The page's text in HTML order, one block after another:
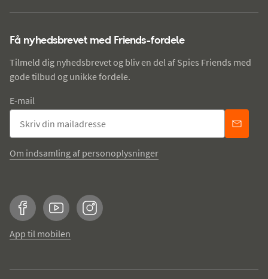
Få nyhedsbrevet med Friends-fordele
Tilmeld dig nyhedsbrevet og bliv en del af Spies Friends med
gode tilbud og unikke fordele.
E-mail
Om indsamling af personoplysninger
FacebookYouTubeInstagram
App til mobilen